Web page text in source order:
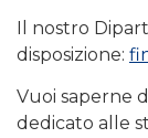
Il nostro
disposizione:
Vuoi saperne
dedicato alle